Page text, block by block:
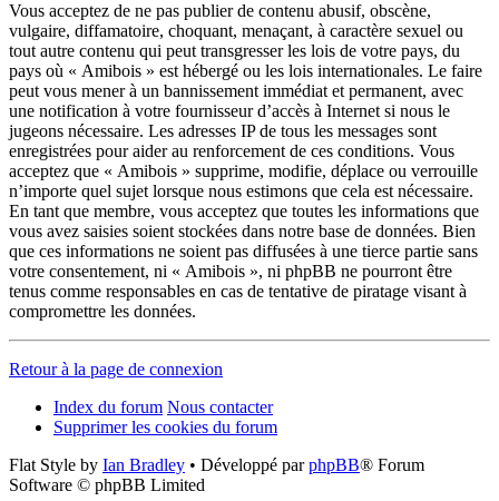
Vous acceptez de ne pas publier de contenu abusif, obscène,
vulgaire, diffamatoire, choquant, menaçant, à caractère sexuel ou
tout autre contenu qui peut transgresser les lois de votre pays, du
pays où « Amibois » est hébergé ou les lois internationales. Le faire
peut vous mener à un bannissement immédiat et permanent, avec
une notification à votre fournisseur d’accès à Internet si nous le
jugeons nécessaire. Les adresses IP de tous les messages sont
enregistrées pour aider au renforcement de ces conditions. Vous
acceptez que « Amibois » supprime, modifie, déplace ou verrouille
n’importe quel sujet lorsque nous estimons que cela est nécessaire.
En tant que membre, vous acceptez que toutes les informations que
vous avez saisies soient stockées dans notre base de données. Bien
que ces informations ne soient pas diffusées à une tierce partie sans
votre consentement, ni « Amibois », ni phpBB ne pourront être
tenus comme responsables en cas de tentative de piratage visant à
compromettre les données.
Retour à la page de connexion
Index du forum Nous contacter
Supprimer les cookies du forum
Flat Style by Ian Bradley • Développé parphpBB® Forum
Software © phpBB Limited